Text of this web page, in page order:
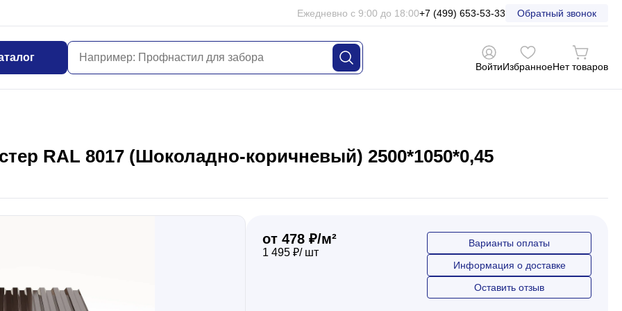
Ежедневно с 9:00 до 18:00+7 (499) 653-53-33 Обратный звонок
ВойтиИзбранноеНет товаров
RAL 8017 (Шоколадно-коричневый) 2500*1050*0,45
от 478 ₽/м²
1 495 ₽/ шт
Варианты оплаты
Информация о доставке
Оставить отзыв